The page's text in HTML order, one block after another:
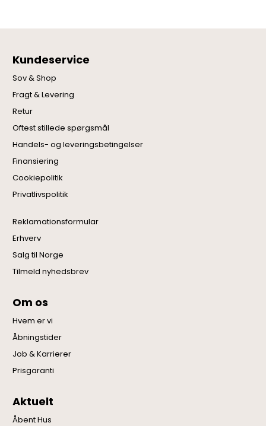
Kundeservice
Sov & Shop
Fragt & Levering
Retur
Oftest stillede spørgsmål
Handels- og leveringsbetingelser
Finansiering
Cookiepolitik
Privatlivspolitik
Reklamationsformular
Erhverv
Salg til Norge
Tilmeld nyhedsbrev
Om os
Hvem er vi
Åbningstider
Job & Karrierer
Prisgaranti
Aktuelt
Åbent Hus